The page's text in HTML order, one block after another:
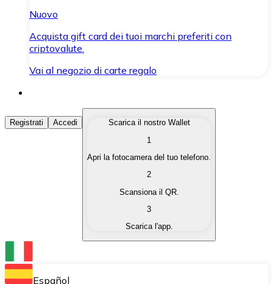
Nuovo
Acquista gift card dei tuoi marchi preferiti con
criptovalute.
Vai al negozio di carte regalo
Acquista Criptovalute
Acquista le criptovalute che ti interessano in modo
Converti le tue criptovalute in valuta fiat quando ne
Scambia una criptovaluta con un'altra
Conserva le tue cripto in un Wallet self-custodial.
Registrati Accedi
Scarica il nostro Wallet
1
Apri la fotocamera del tuo telefono.
2
Scansiona il QR.
3
Scarica l'app.
Español